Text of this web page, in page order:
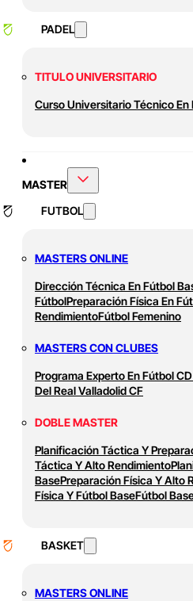
PADEL
TITULO UNIVERSITARIO
Curso Universitario Técnico
MASTER
FUTBOL
MASTERS ONLINE
Dirección Técnica En Fútbol
FútbolPreparación Física En
RendimientoFútbol Femenino
MASTERS CON CLUBES
Programa Experto En Fútbol
Del Real Valladolid CF
DOBLE MASTER
Planificación Táctica Y
Táctica Y Alto Rendimiento
BasePreparación Física Y Alto
Física Y Fútbol BaseFútbol
BASKET
MASTERS ONLINE